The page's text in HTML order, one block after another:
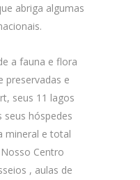
abriga algumas
a fauna e flora
preservadas e
seus 11 lagos
hóspedes
mineral e total
Centro
, aulas de